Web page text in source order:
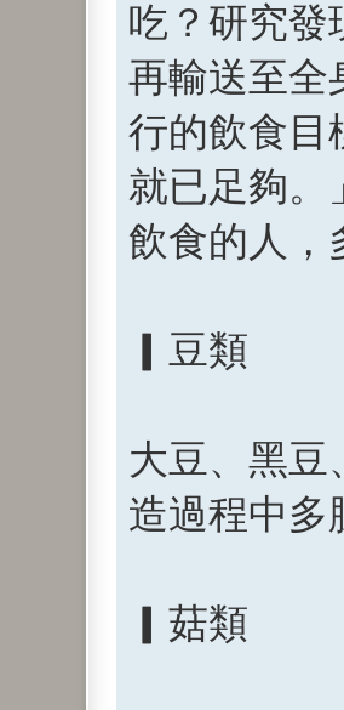
吃？研究發
再輸送至全
行的飲食目
就已足夠。
飲食的人，
▎豆類
大豆、黑豆
造過程中多
▎菇類